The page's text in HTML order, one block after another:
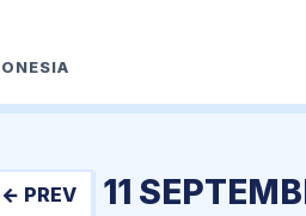
← PREV 11